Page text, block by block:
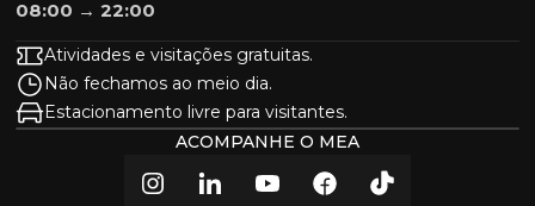
08:00 → 22:00
Atividades e visitações gratuitas.
Não fechamos ao meio dia.
Estacionamento livre para visitantes.
ACOMPANHE O MEA